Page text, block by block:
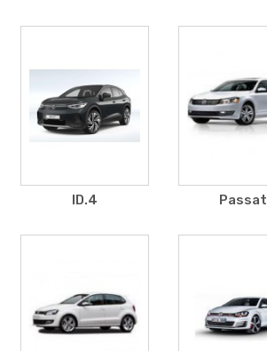
ID.4 Passat